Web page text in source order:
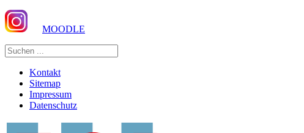
MOODLE
Kontakt
Sitemap
Impressum
Datenschutz